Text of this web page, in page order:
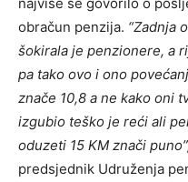
obračun penzija. “Zadnja
šokirala je penzionere, a
pa tako ovo i ono
znače 10,8 a ne kako oni
izgubio teško je reći ali
oduzeti 15 KM znači
predsjednik Udruženja